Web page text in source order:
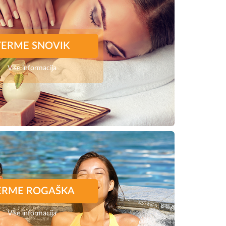
SNOVIK
Više informacija
ROGAŠKA
Više informacija